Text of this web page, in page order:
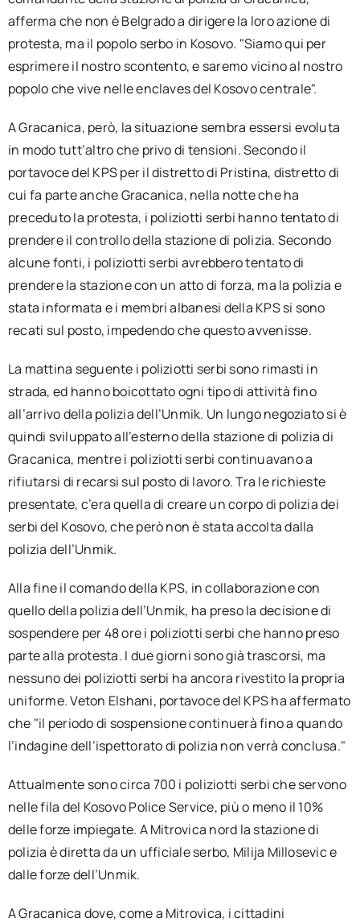
afferma che non è Belgrado a dirigere la loro azione di
protesta, ma il popolo serbo in Kosovo. "Siamo qui per
esprimere il nostro scontento, e saremo vicino al nostro
popolo che vive nelle enclaves del Kosovo centrale".
A Gracanica, però, la situazione sembra essersi evoluta
in modo tutt’altro che privo di tensioni. Secondo il
portavoce del KPS per il distretto di Pristina, distretto di
cui fa parte anche Gracanica, nella notte che ha
preceduto la protesta, i poliziotti serbi hanno tentato di
prendere il controllo della stazione di polizia. Secondo
alcune fonti, i poliziotti serbi avrebbero tentato di
prendere la stazione con un atto di forza, ma la polizia e
stata informata e i membri albanesi della KPS si sono
recati sul posto, impedendo che questo avvenisse.
La mattina seguente i poliziotti serbi sono rimasti in
strada, ed hanno boicottato ogni tipo di attività fino
all’arrivo della polizia dell’Unmik. Un lungo negoziato si è
quindi sviluppato all’esterno della stazione di polizia di
Gracanica, mentre i poliziotti serbi continuavano a
rifiutarsi di recarsi sul posto di lavoro. Tra le richieste
presentate, c’era quella di creare un corpo di polizia dei
serbi del Kosovo, che però non è stata accolta dalla
polizia dell’Unmik.
Alla fine il comando della KPS, in collaborazione con
quello della polizia dell’Unmik, ha preso la decisione di
sospendere per 48 ore i poliziotti serbi che hanno preso
parte alla protesta. I due giorni sono già trascorsi, ma
nessuno dei poliziotti serbi ha ancora rivestito la propria
uniforme. Veton Elshani, portavoce del KPS ha affermato
che "il periodo di sospensione continuerà fino a quando
l’indagine dell’ispettorato di polizia non verrà conclusa."
Attualmente sono circa 700 i poliziotti serbi che servono
nelle fila del Kosovo Police Service, più o meno il 10%
delle forze impiegate. A Mitrovica nord la stazione di
polizia è diretta da un ufficiale serbo, Milija Millosevic e
dalle forze dell’Unmik.
A Gracanica dove, come a Mitrovica, i cittadini